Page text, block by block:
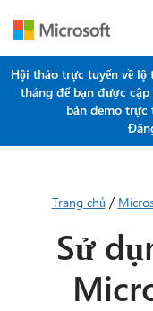
Hội thảo trực tuyến về
tháng để bạn được
bản demo trực
Trang chủ /
Sử